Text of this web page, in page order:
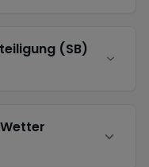
(SB)